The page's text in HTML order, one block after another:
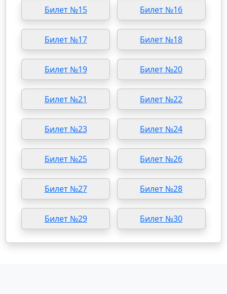
Билет №15 Билет №16
Билет №17 Билет №18
Билет №19 Билет №20
Билет №21 Билет №22
Билет №23 Билет №24
Билет №25 Билет №26
Билет №27 Билет №28
Билет №29 Билет №30